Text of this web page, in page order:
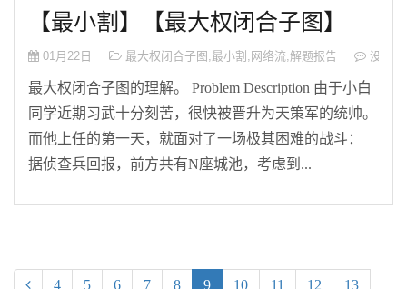
【最小割】【最大权闭合子图】
01月22日 最大权闭合子图 ,最小割 , 网络流,解题报告 没有
最大权闭合子图的理解。 Problem Description 由于小白
同学近期习武十分刻苦，很快被晋升为天策军的统帅。
而他上任的第一天，就面对了一场极其困难的战斗：
据侦查兵回报，前方共有N座城池，考虑到...
4 5 6 7 8 9(current)
10 11 12 13